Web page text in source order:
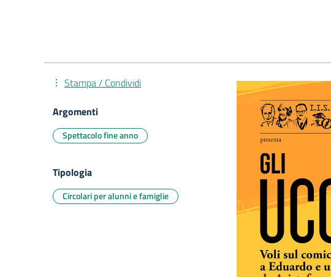
Stampa / Condividi
Argomenti
Spettacolo fine anno
Tipologia
Circolari per alunni e famiglie